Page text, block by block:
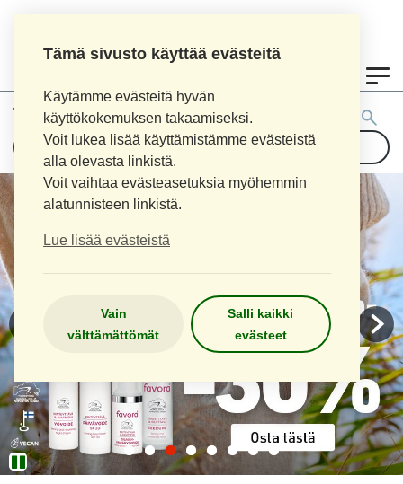
Tämä sivusto käyttää evästeitä
Käytämme evästeitä hyvän
käyttökokemuksen takaamiseksi.
Voit lukea lisää käyttämistämme evästeistä
alla olevasta linkistä.
Voit vaihtaa evästeasetuksia myöhemmin
alatunnisteen linkistä.
Lue lisää evästeistä
Vain
välttämättömät
Salli kaikki
evästeet
Tuotehaku: